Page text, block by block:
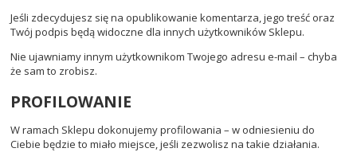
Jeśli zdecydujesz się na opublikowanie komentarza, jego treść oraz
Twój podpis będą widoczne dla innych użytkowników Sklepu.
Nie ujawniamy innym użytkownikom Twojego adresu e-mail – chyba
że sam to zrobisz.
PROFILOWANIE
W ramach Sklepu dokonujemy profilowania – w odniesieniu do
Ciebie będzie to miało miejsce, jeśli zezwolisz na takie działania.